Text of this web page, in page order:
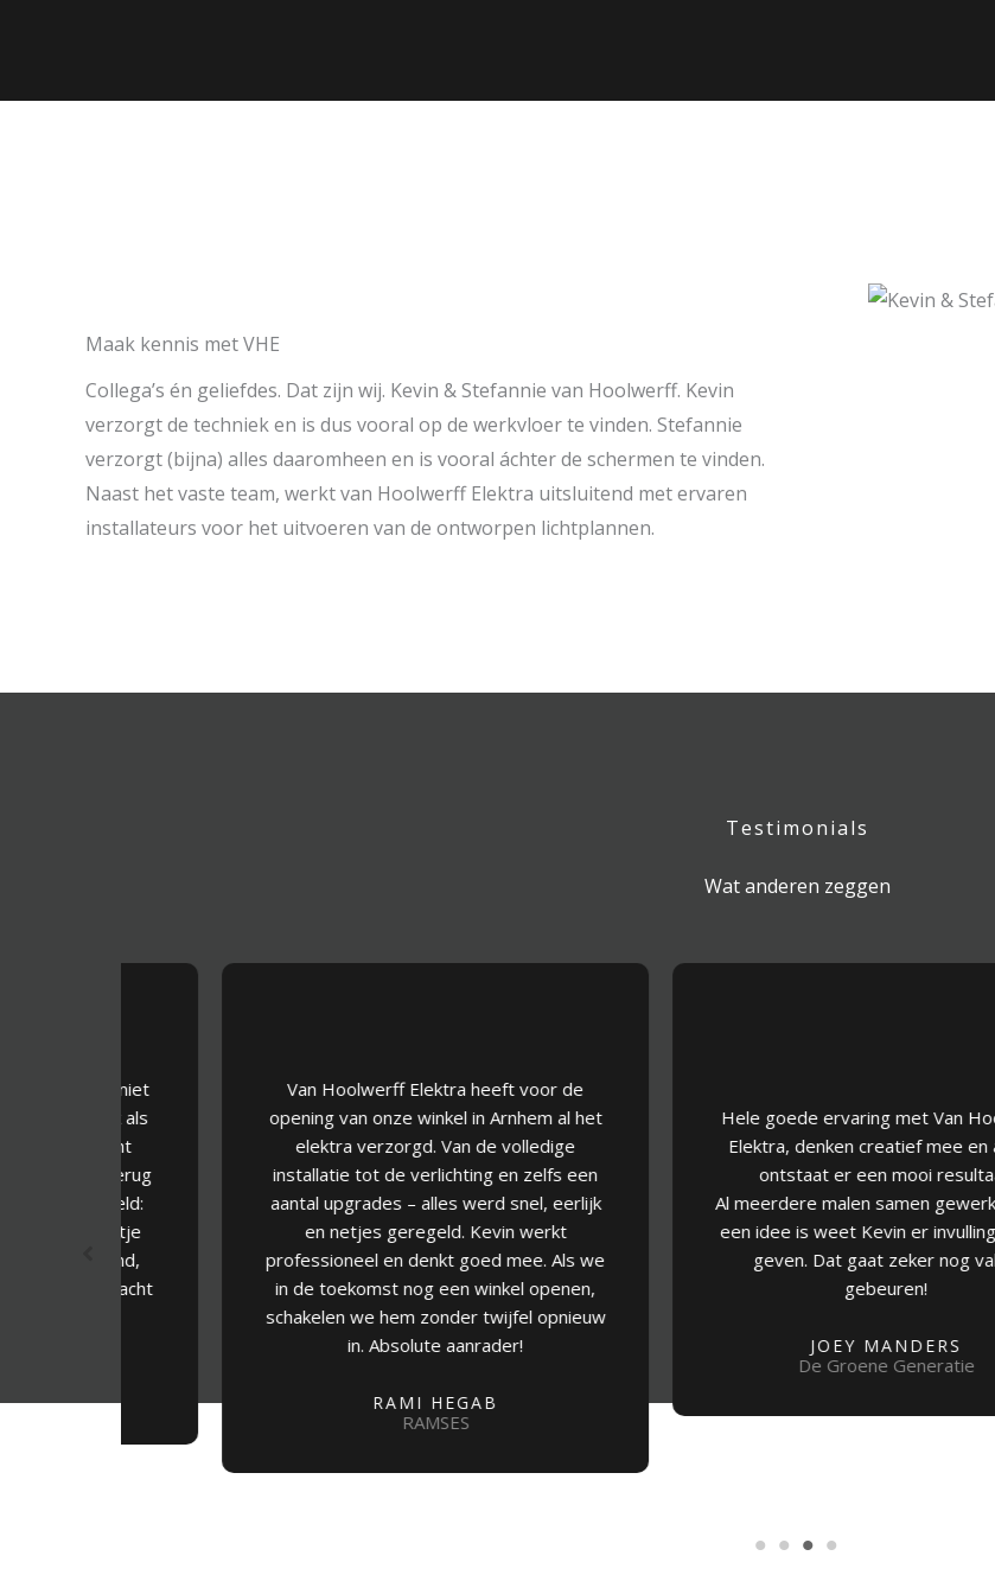
Maak kennis met VHE
Collega’s én geliefdes. Dat zijn wij. Kevin & Stefannie van Hoolwerff. Kevin
verzorgt de techniek en is dus vooral op de werkvloer te vinden. Stefannie
verzorgt (bijna) alles daaromheen en is vooral áchter de schermen te vinden.
Naast het vaste team, werkt van Hoolwerff Elektra uitsluitend met ervaren
installateurs voor het uitvoeren van de ontworpen lichtplannen.
Testimonials
Wat anderen zeggen
Van Hoolwerff Elektra heeft voor de
opening van onze winkel in Arnhem al het
elektra verzorgd. Van de volledige
installatie tot de verlichting en zelfs een
aantal upgrades – alles werd snel, eerlijk
en netjes geregeld. Kevin werkt
professioneel en denkt goed mee. Als we
in de toekomst nog een winkel openen,
schakelen we hem zonder twijfel opnieuw
in. Absolute aanrader!
RAMI HEGAB
Hele goede ervaring met Van Hoolwerff
Elektra, denken creatief mee en al snel
ontstaat er een mooi resultaat.
Al meerdere malen samen gewerkt, als er
een idee is weet Kevin er invulling aan te
geven. Dat gaat zeker nog vaker
JOEY MANDERS
De Groene Generatie